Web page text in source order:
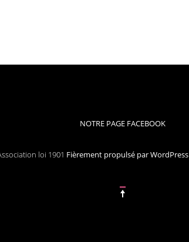
NOTRE PAGE FACEBOOK
loi 1901 Fièrement propulsé par WordPress